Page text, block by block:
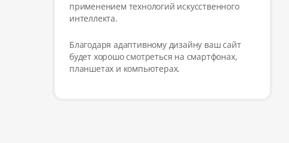
применением технологий искусственного
интеллекта.
Благодаря адаптивному дизайну ваш сайт
будет хорошо смотреться на смартфонах,
планшетах и компьютерах.